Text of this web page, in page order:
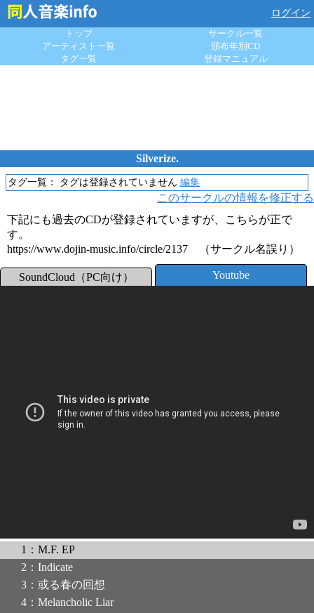
ログイン
トップ
サークル一覧
アーティスト一覧
頒布年別CD
タグ一覧
登録マニュアル
Silverize.
タグ一覧： タグは登録されていません 編集
このサークルの情報を修正する
下記にも過去のCDが登録されていますが、こちらが正で
す。
https://www.dojin-music.info/circle/2137 （サークル名誤り）
SoundCloud（PC向け） Youtube
1：M.F. EP
2：Indicate
3：或る春の回想
4：Melancholic Liar